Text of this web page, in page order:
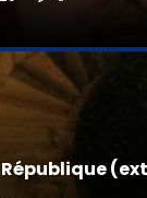
République